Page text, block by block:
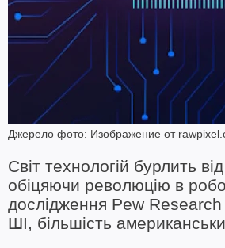
Джерело фото: Изображение от
Світ технологій бурлить
обіцяючи революцію в
дослідження Pew Research
ШІ, більшість